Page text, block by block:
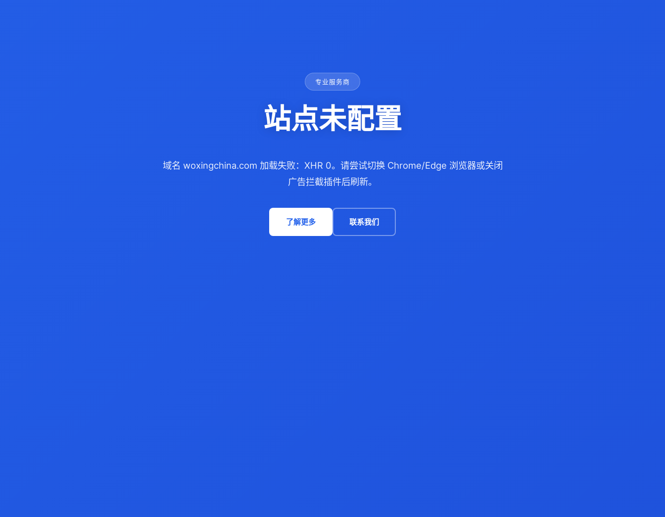
专业服务商
站点未配置
域名 woxingchina.com 加载失败：XHR 0。请尝试切换 Chrome/Edge 浏览器或关闭
广告拦截插件后刷新。
了解更多 联系我们